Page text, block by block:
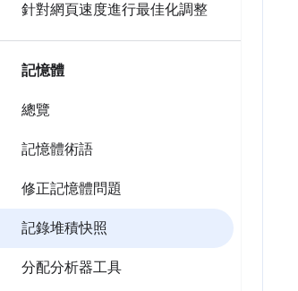
針對網頁速度進行最佳化調整
記憶體
總覽
記憶體術語
修正記憶體問題
記錄堆積快照
分配分析器工具